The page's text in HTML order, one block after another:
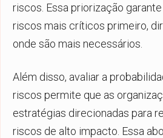
riscos. Essa priorização
riscos mais críticos primeiro,
onde são mais necessários.
Além disso, avaliar a
riscos permite que as
estratégias direcionadas para
riscos de alto impacto. Essa